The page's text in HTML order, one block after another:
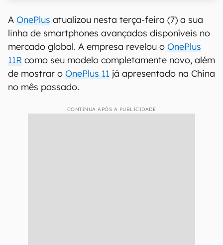
A OnePlus atualizou nesta terça-feira (7) a sua
linha de smartphones avançados disponíveis no
mercado global. A empresa revelou o OnePlus
11R como seu modelo completamente novo, além
de mostrar o OnePlus 11 já apresentado na China
no mês passado.
CONTINUA APÓS A PUBLICIDADE